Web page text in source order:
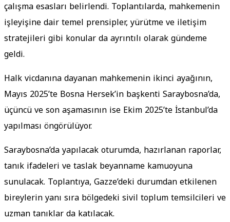
çalışma esasları belirlendi. Toplantılarda, mahkemenin
işleyişine dair temel prensipler, yürütme ve iletişim
stratejileri gibi konular da ayrıntılı olarak gündeme
geldi.
Halk vicdanına dayanan mahkemenin ikinci ayağının,
Mayıs 2025’te Bosna Hersek’in başkenti Saraybosna’da,
üçüncü ve son aşamasının ise Ekim 2025’te İstanbul’da
yapılması öngörülüyor.
Saraybosna’da yapılacak oturumda, hazırlanan raporlar,
tanık ifadeleri ve taslak beyanname kamuoyuna
sunulacak. Toplantıya, Gazze’deki durumdan etkilenen
bireylerin yanı sıra bölgedeki sivil toplum temsilcileri ve
uzman tanıklar da katılacak.